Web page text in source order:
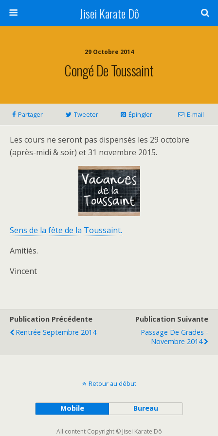
Jisei Karate Dô
29 Octobre 2014
Congé De Toussaint
Partager Tweeter Épingler E-mail
Les cours ne seront pas dispensés les 29 octobre
(après-midi & soir) et 31 novembre 2015.
Sens de la fête de la Toussaint.
Amitiés.
Vincent
Publication Précédente
Rentrée Septembre 2014
Publication Suivante
Passage De Grades -
Novembre 2014
Retour au début
Mobile Bureau
All content Copyright © Jisei Karate Dô